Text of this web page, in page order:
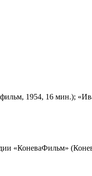
1954, 16 мин.);
«КоневаФильм»